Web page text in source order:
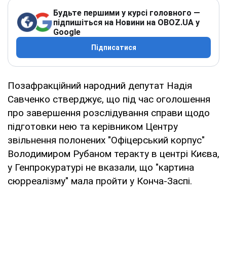
Будьте першими у курсі головного —
підпишіться на Новини на OBOZ.UA у
Google
Підписатися
Позафракційний народний депутат Надія
Савченко стверджує, що під час оголошення
про завершення розслідування справи щодо
підготовки нею та керівником Центру
звільнення полонених "Офіцерський корпус"
Володимиром Рубаном теракту в центрі Києва,
у Генпрокуратурі не вказали, що "картина
сюрреалізму" мала пройти у Конча-Заспі.